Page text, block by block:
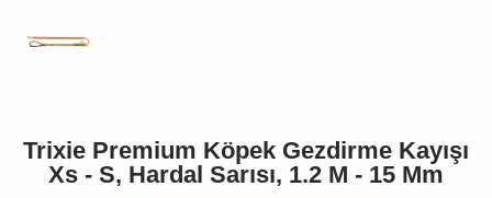
Trixie Premium Köpek Gezdirme Kayışı
Xs - S, Hardal Sarısı, 1.2 M - 15 Mm